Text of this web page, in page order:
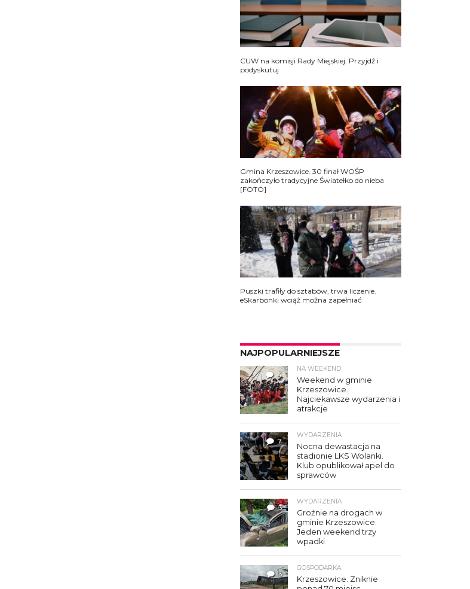
CUW na komisji Rady Miejskiej. Przyjdź i
podyskutuj
Gmina Krzeszowice. 30 finał WOŚP
zakończyło tradycyjne Światełko do nieba
[FOTO]
Puszki trafiły do sztabów, trwa liczenie.
eSkarbonki wciąż można zapełniać
NAJPOPULARNIEJSZE
4
NA WEEKEND
Weekend w gminie
Krzeszowice.
Najciekawsze wydarzenia i
atrakcje
7
WYDARZENIA
Nocna dewastacja na
stadionie LKS Wolanki.
Klub opublikował apel do
sprawców
3
WYDARZENIA
Groźnie na drogach w
gminie Krzeszowice.
Jeden weekend trzy
wpadki
3
GOSPODARKA
Krzeszowice. Zniknie